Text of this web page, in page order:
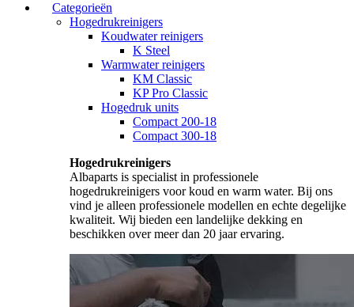
Categorieën
Hogedrukreinigers
Koudwater reinigers
K Steel
Warmwater reinigers
KM Classic
KP Pro Classic
Hogedruk units
Compact 200-18
Compact 300-18
Hogedrukreinigers
Albaparts is specialist in professionele
hogedrukreinigers voor koud en warm water. Bij ons
vind je alleen professionele modellen en echte degelijke
kwaliteit. Wij bieden een landelijke dekking en
beschikken over meer dan 20 jaar ervaring.